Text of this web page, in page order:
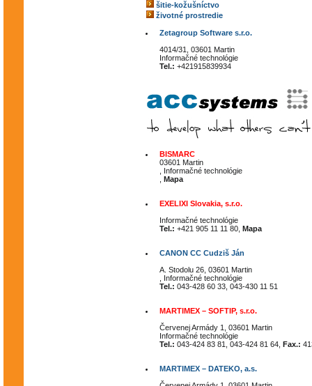
šitie-kožušníctvo
životné prostredie
Zetagroup Software s.r.o.
4014/31, 03601 Martin
Informačné technológie
Tel.: +421915839934
BISMARC
03601 Martin
, Informačné technológie
Mapa
EXELIXI Slovakia, s.r.o.
Informačné technológie
Tel.: +421 905 11 11 80, Mapa
CANON CC Cudziš Ján
A. Stodolu 26, 03601 Martin
, Informačné technológie
Tel.: 043-428 60 33, 043-430 11 51
MARTIMEX – SOFTIP, s.r.o.
Červenej Armády 1, 03601 Martin
Informačné technológie
Tel.: 043-424 83 81, 043-424 81 64, Fax.:
MARTIMEX – DATEKO, a.s.